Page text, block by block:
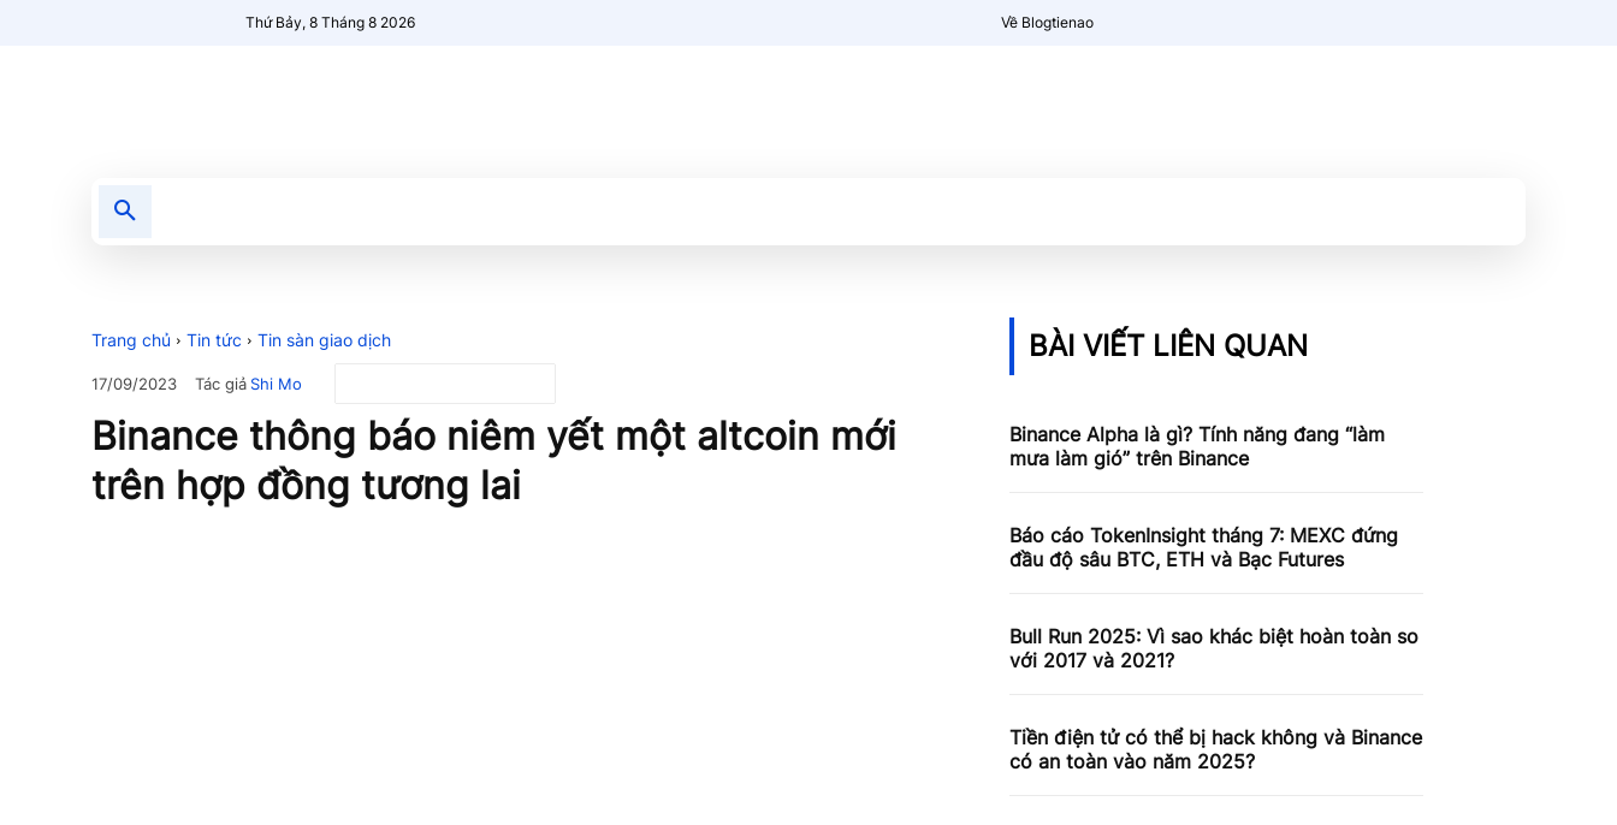
Thứ Bảy, 8 Tháng 8 2026 Về Blogtienao
Trang chủ Tin tức Tin sàn giao dịch
17/09/2023 Tác giảShi Mo
Binance thông báo niêm yết một altcoin mới
trên hợp đồng tương lai
BÀI VIẾT LIÊN QUAN
Binance Alpha là gì? Tính năng đang “làm
mưa làm gió” trên Binance
Báo cáo TokenInsight tháng 7: MEXC đứng
đầu độ sâu BTC, ETH và Bạc Futures
Bull Run 2025: Vì sao khác biệt hoàn toàn so
với 2017 và 2021?
Tiền điện tử có thể bị hack không và Binance
có an toàn vào năm 2025?